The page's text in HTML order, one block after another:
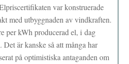
var konstruerade
med utbyggnaden av vindkraften.
per kWh producerad el, i dag
är kanske så att många har
på optimistiska antaganden om